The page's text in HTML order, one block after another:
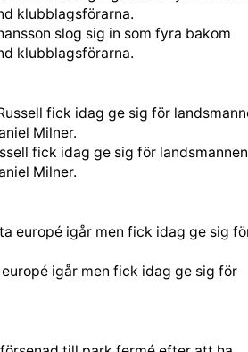
slog sig in som fyra bakom
klubblagsförarna.
fick idag ge sig för landsmannen
Milner.
igår men fick idag ge sig för